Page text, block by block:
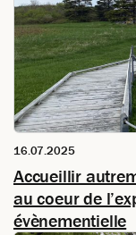
16.07.2025
Accueillir
au coeur de
évènementielle